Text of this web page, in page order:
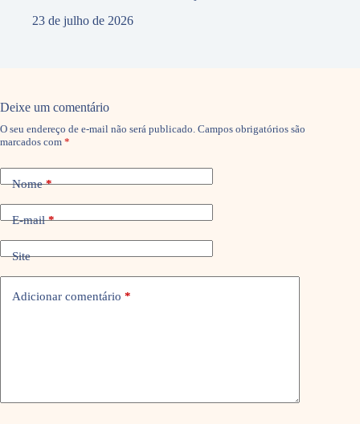
23 de julho de 2026
Deixe um comentário
O seu endereço de e-mail não será publicado. Campos obrigatórios são
marcados com *
Nome*
E-mail*
Site
Adicionar comentário *